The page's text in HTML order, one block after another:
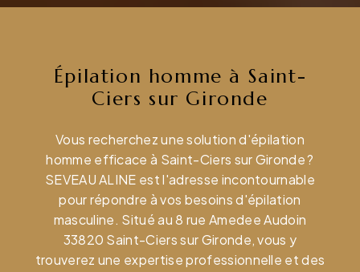
Épilation homme à Saint-
Ciers sur Gironde
Vous recherchez une solution d'épilation
homme efficace à Saint-Ciers sur Gironde ?
SEVEAU ALINE est l'adresse incontournable
pour répondre à vos besoins d'épilation
masculine. Situé au 8 rue Amedee Audoin
33820 Saint-Ciers sur Gironde, vous y
trouverez une expertise professionnelle et des